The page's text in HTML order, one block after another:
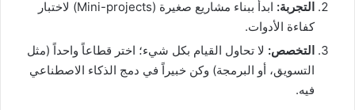
التجربة:
ابدأ ببناء مشاريع صغيرة (Mini-projects) لاختبار
كفاءة الأدوات.
التخصص: لا تحاول القيام بكل شيء؛ اختر قطاعاً واحداً (مثل
التسويق، أو البرمجة) وكن خبيراً في دمج الذكاء الاصطناعي
فيه.